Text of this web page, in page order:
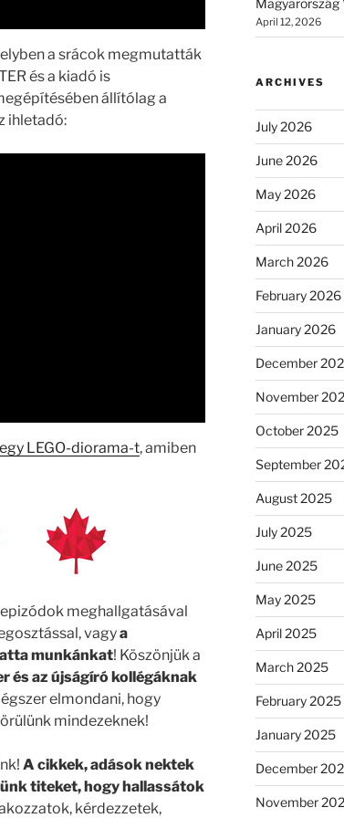
a srácok megmutatták
és a kiadó is
állítólag a
ihletadó:
LEGO-diorama-t, amiben
epizódok meghallgatásával
vagya
munkánkat! Köszönjük a
és az újságíró kollégáknak
elmondani, hogy
mindezeknek!
A cikkek, adások nektek
titeket, hogy hallassátok
kérdezzetek,
April 12, 2026
ARCHIVES
July 2026
June 2026
May 2026
April 2026
March 2026
February 2026
January 2026
December
November
October 2025
September
August 2025
July 2025
June 2025
May 2025
April 2025
March 2025
February 2025
January 2025
December
November